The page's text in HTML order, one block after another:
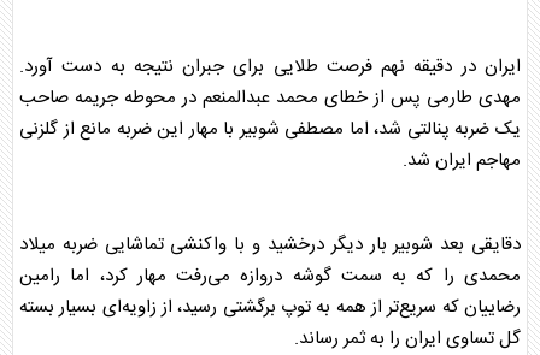
ایران در دقیقه نهم فرصت طلایی برای جبران نتیجه به دست آورد.
مهدی طارمی پس از خطای محمد عبدالمنعم در محوطه جریمه صاحب
یک ضربه پنالتی شد، اما مصطفی شوبیر با مهار این ضربه مانع از گلزنی
مهاجم ایران شد.
دقایقی بعد شوبیر بار دیگر درخشید و با واکنشی تماشایی ضربه میلاد
محمدی را که به سمت گوشه دروازه می‌رفت مهار کرد، اما رامین
رضاییان که سریع‌تر از همه به توپ برگشتی رسید، از زاویه‌ای بسیار بسته
گل تساوی ایران را به ثمر رساند.